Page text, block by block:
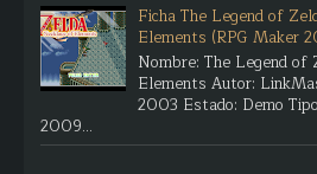
Ficha The Legend of
Elements (RPG Maker
Nombre: The Legend of
Elements Autor:
2003 Estado: Demo
2009...